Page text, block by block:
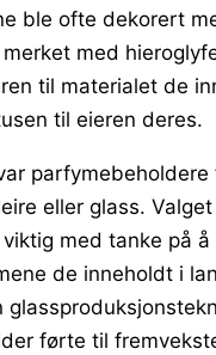
ble ofte dekorert
med
til materialet de
til eieren deres.
eller glass.
med tanke på
de inneholdt i
førte til